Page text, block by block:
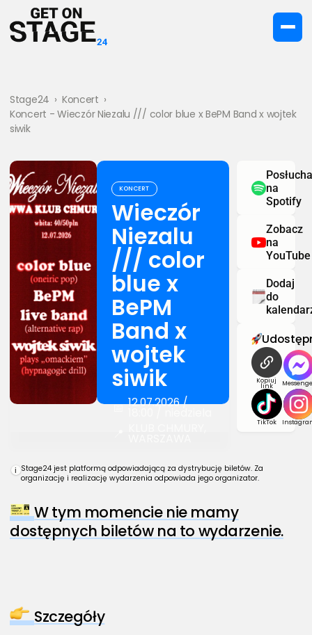
Stage24 › Koncert ›
Koncert - Wieczór Niezalu /// color blue x BePM Band x wojtek
siwik
KONCERT
Wieczór
Niezalu
/// color
blue x
BePM
Band x
wojtek
siwik
📅 12.07.2026 /
na
Spotify
Zobacz
na
YouTube
Dodaj
do
Kopiuj
link
TikTok
i Stage24 jest platformą odpowiadającą za dystrybucję biletów. Za
organizację i realizację wydarzenia odpowiada jego organizator.
W tym momencie nie mamy
dostępnych biletów na to wydarzenie.
Szczegóły